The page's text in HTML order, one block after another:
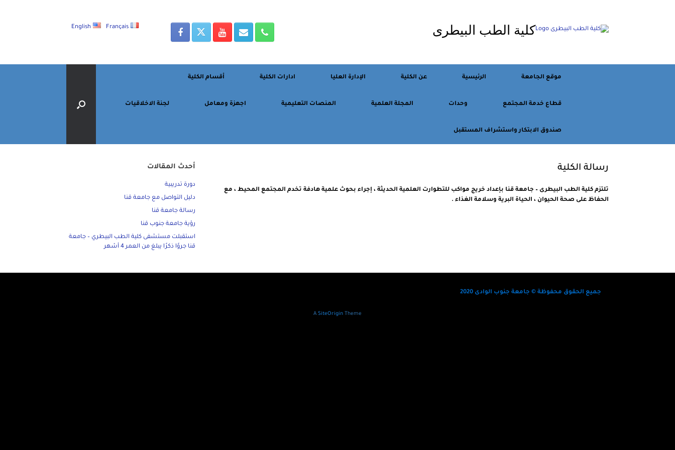
كلية الطب البيطرى English Français
موقع الجامعة الرئيسية عن الكلية الإدارة العليا ادارات الكلية أقسام الكلية
قطاع خدمة المجتمع وحدات المجلة العلمية المنصات التعليمية اجهزة ومعامل لجنة الاخلاقيات
صندوق الابتكار واستشراف المستقبل
رسالة الكلية
تلتزم كلية الطب البيطرى – جامعة قنا بإعداد خريج مواكب للتطوارت العلمية الحديثة ، إجراء بحوث علمية هادفة تخدم المجتمع المحيط ، مع
الحفاظ على صحة الحيوان ، الحياة البرية وسلامة الغذاء .
أحدث المقالات
دورة تدريبية
دليل التواصل مع جامعة قنا
رسالة جامعة قنا
رؤية جامعة جنوب قنا
استقبلت مستشفى كلية الطب البيطري – جامعة
قنا جروًا ذكرًا يبلغ من العمر 4 أشهر
جميع الحقوق محفوظة © جامعة جنوب الوادى 2020
A SiteOrigin Theme